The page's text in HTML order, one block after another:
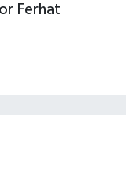
Ferhat